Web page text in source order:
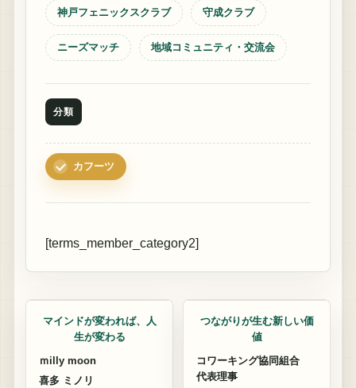
神戸フェニックスクラブ 守成クラブ
ニーズマッチ 地域コミュニティ・交流会
分類
カフーツ
[terms_member_category2]
マインドが変われば、人
生が変わる
ｍilly moon
喜多 ミノリ
つながりが生む新しい価
値
コワーキング協同組合
代表理事